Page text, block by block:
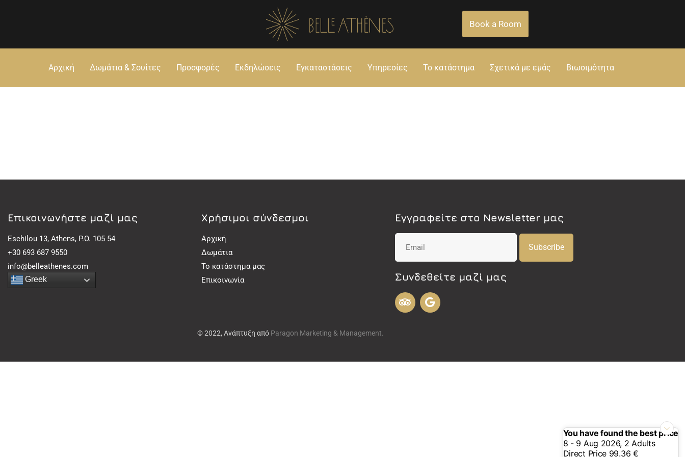
Book a Room
Αρχική Δωμάτια & Σουίτες Προσφορές Εκδηλώσεις Εγκαταστάσεις Υπηρεσίες Το κατάστημα Σχετικά με εμάς Βιωσιμότητα
Eπικοινωνήστε μαζί μας
Eschilou 13, Athens, P.O. 105 54
+30 693 687 9550
info@belleathenes.com
Greek
Χρήσιμοι σύνδεσμοι
Αρχική
Δωμάτια
Το κατάστημα μας
Επικοινωνία
Εγγραφείτε στο Newsletter μας
Subscribe
Συνδεθείτε μαζί μας
© 2022, Ανάπτυξη από Paragon Marketing & Management.